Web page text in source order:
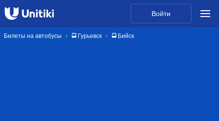
Войти
Билеты на автобусы 🚍 Гурьевск 🚍 Бийск